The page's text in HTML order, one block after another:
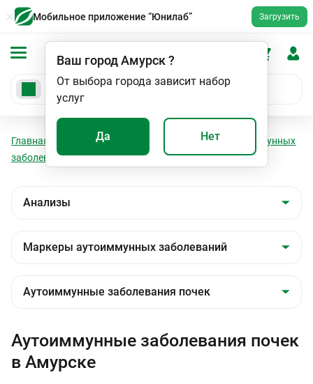
Мобильное приложение “Юнилаб” Загрузить
Ваш городАмурск?
От выбора города зависит набор
услуг
Да Нет
Главная Анализы
Маркеры аутоиммунных
заболеваний
Аутоиммунные заболевания почек
Аутоиммунные заболевания почек
в Амурске